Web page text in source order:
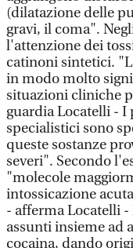
(dilatazione delle
gravi, il coma".
l'attenzione dei
catinoni sintetici.
in modo molto
situazioni cliniche
guardia Locatelli - I
specialistici sono
queste sostanze
severi". Secondo
"molecole
intossicazione
- afferma Locatelli
assunti insieme ad
cocaina, dando